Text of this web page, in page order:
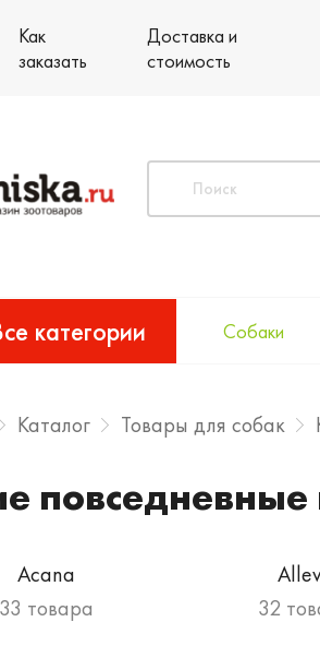
Как
заказать
Доставка и
стоимость
категории Собаки
Каталог Товары для собак
Acana
33 товара
32